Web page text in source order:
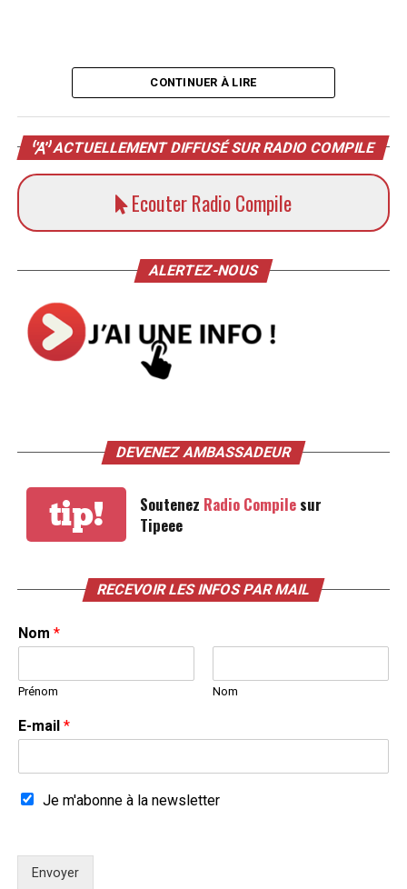
CONTINUER À LIRE
ACTUELLEMENT DIFFUSÉ SUR RADIO COMPILE
Ecouter Radio Compile
ALERTEZ-NOUS
DEVENEZ AMBASSADEUR
tip! Soutenez Radio Compilesur
Tipeee
RECEVOIR LES INFOS PAR MAIL
Nom *
Prénom Nom
E-mail *
Je m'abonne à la newsletter
Envoyer